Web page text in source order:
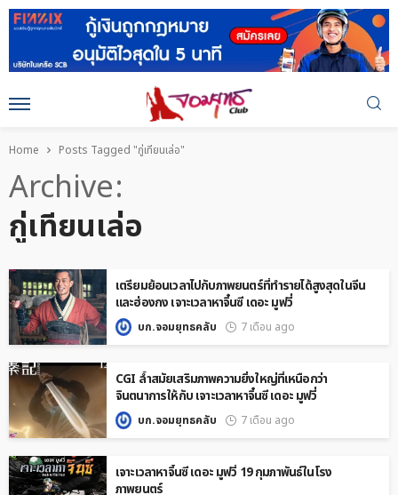
Home Posts Tagged "กู่เทียนเล่อ"
Archive
กู่เทียนเล่อ
เตรียมย้อนเวลาไปกับภาพยนตร์ที่ทำรายได้สูงสุดในจีน
และฮ่องกง เจาะเวลาหาจิ๋นซี เดอะ มูฟวี่
บก.จอมยุทธคลับ 7 เดือน ago
CGI ล้ำสมัยเสริมภาพความยิ่งใหญ่ที่เหนือกว่า
จินตนาการให้กับ เจาะเวลาหาจิ๋นซี เดอะ มูฟวี่
บก.จอมยุทธคลับ 7 เดือน ago
เจาะเวลาหาจิ๋นซี เดอะ มูฟวี่ 19 กุมภาพันธ์ในโรง
ภาพยนตร์